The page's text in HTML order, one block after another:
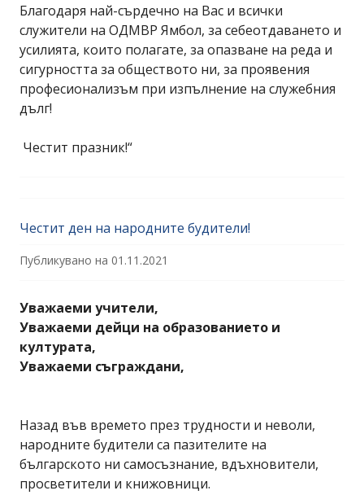
Благодаря най-сърдечно на Вас и всички
служители на ОДМВР Ямбол, за себеотдаването и
усилията, които полагате, за опазване на реда и
сигурността за обществото ни, за проявения
професионализъм при изпълнение на служебния
дълг!
Честит празник!“
Честит ден на народните будители!
Публикувано на 01.11.2021
Уважаеми учители,
Уважаеми дейци на образованието и
културата,
Уважаеми съграждани,
Назад във времето през трудности и неволи,
народните будители са пазителите на
българското ни самосъзнание, вдъхновители,
просветители и книжовници.